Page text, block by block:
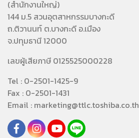
(สำนักงานใหญ่)
144 ม.5 สวนอุตสาหกรรมบางกะดี
ถ.ติวานนท์ ต.บางกะดี อ.เมือง
จ.ปทุมธานี 12000
เลขผู้เสียภาษี 0125525000228
Tel : 0-2501-1425-9
Fax : 0-2501-1431
Email : marketing@ttlc.toshiba.co.th